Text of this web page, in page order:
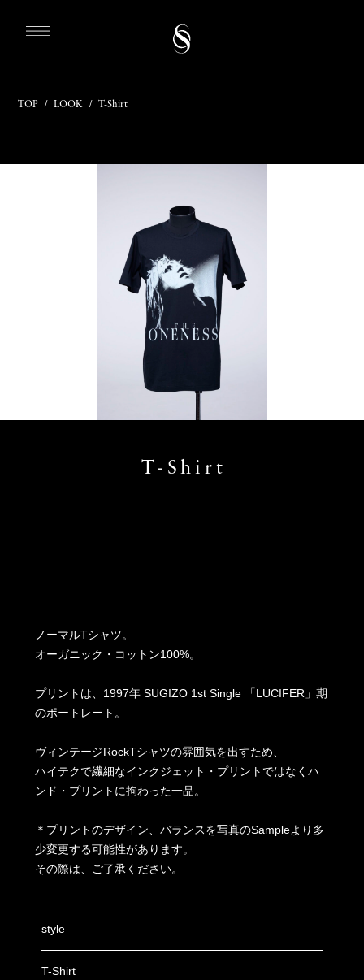
TOP / LOOK / T-Shirt
T-Shirt
ノーマルTシャツ。
オーガニック・コットン100%。
プリントは、1997年 SUGIZO 1st Single 「LUCIFER」期
のポートレート。
ヴィンテージRockTシャツの雰囲気を出すため、
ハイテクで繊細なインクジェット・プリントではなくハ
ンド・プリントに拘わった一品。
＊プリントのデザイン、バランスを写真のSampleより多
少変更する可能性があります。
その際は、ご了承ください。
style
T-Shirt